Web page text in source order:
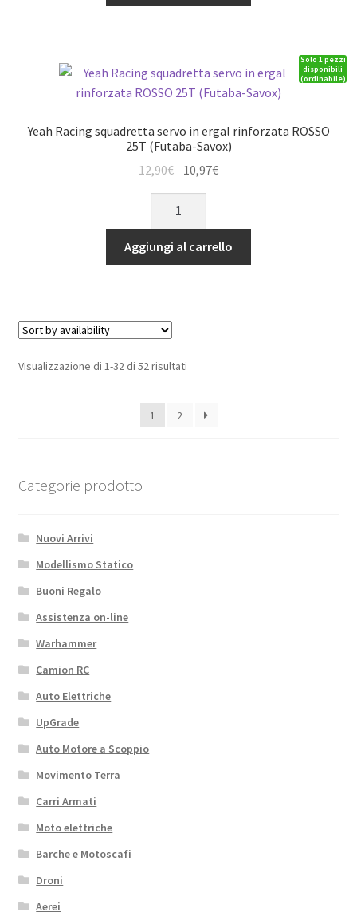
ORANGE
25T
Savox)
quantità
Solo 1 pezzi
disponibili
(ordinabile)
Yeah Racing squadretta servo in ergal rinforzata ROSSO
25T (Futaba-Savox)
12,90€
prezzo
originale
era:
12,90€.
10,97€Il
è:
10,97€.
squadretta
servo
rinforzata
ROSSO
25T
Savox)
quantità
Aggiungi al carrello
Visualizzazione di 1-32 di 52 risultati
1 2
Categorie prodotto
Nuovi Arrivi
Modellismo Statico
Buoni Regalo
Assistenza on-line
Warhammer
Camion RC
Auto Elettriche
UpGrade
Auto Motore a Scoppio
Movimento Terra
Carri Armati
Moto elettriche
Barche e Motoscafi
Droni
Aerei